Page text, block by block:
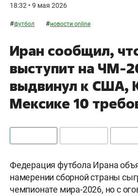
18:32 • 9 мая 2026
#футбол #новости online
Иран сообщил,
выступит на ЧМ-
выдвинул к США,
Мексике 10
Федерация футбола Ирана
намерении сборной страны
чемпионате мира-2026, но с